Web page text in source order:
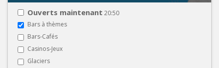
Ouverts maintenant 20:50
Bars à thèmes
Bars-Cafés
Casinos-Jeux
Glaciers